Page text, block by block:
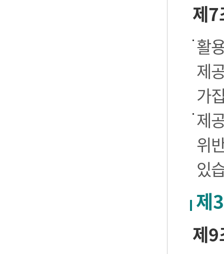
제7
활
제
가
제
위
있
제
제9